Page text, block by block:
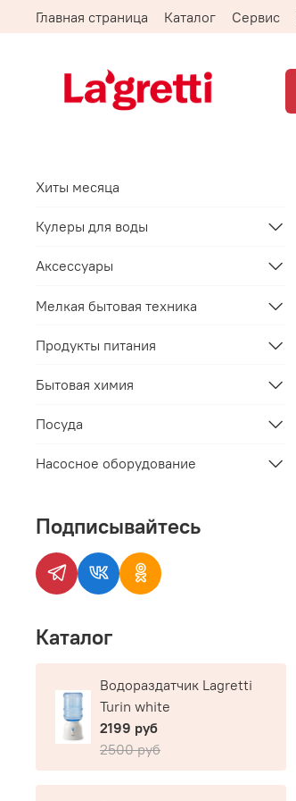
Главная страница Каталог Сервис
Хиты месяца
Кулеры для воды
Аксессуары
Мелкая бытовая техника
Продукты питания
Бытовая химия
Посуда
Насосное оборудование
Подписывайтесь
Каталог
Водораздатчик Lagretti
Turin white
2199 руб
2500 руб